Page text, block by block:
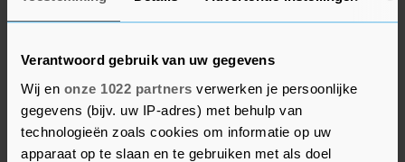
Verantwoord gebruik van uw gegevens
Wij en onze 1022 partners verwerken je persoonlijke
gegevens (bijv. uw IP-adres) met behulp van
technologieën zoals cookies om informatie op uw
apparaat op te slaan en te gebruiken met als doel